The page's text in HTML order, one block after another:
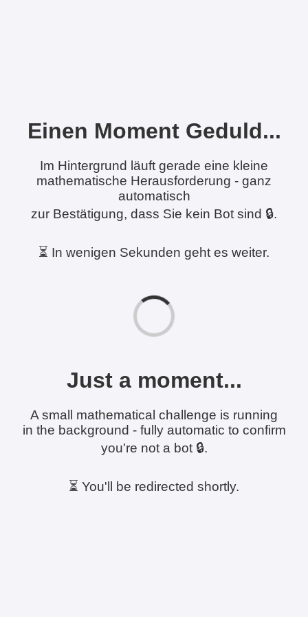
Einen Moment Geduld...
Im Hintergrund läuft gerade eine kleine
mathematische Herausforderung - ganz
automatisch
zur Bestätigung, dass Sie kein Bot sind 🔒.
⏳ In wenigen Sekunden geht es weiter.
Just a moment...
A small mathematical challenge is running
in the background - fully automatic to confirm
you're not a bot 🔒.
⏳ You'll be redirected shortly.